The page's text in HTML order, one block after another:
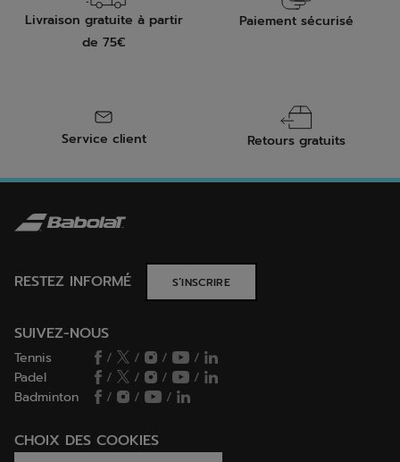
Livraison gratuite à partir
de 75€
Paiement sécurisé
Service client Retours gratuits
RESTEZ INFORMÉ S’INSCRIRE
SUIVEZ-NOUS
Tennis / / /
/
Padel
/ / /
/
Badminton
/ / /
CHOIX DES COOKIES